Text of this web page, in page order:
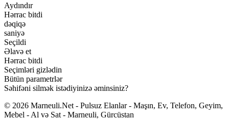
Aydındır
Hərrac bitdi
dəqiqə
saniyə
Seçildi
Əlavə et
Hərrac bitdi
Seçimləri gizlədin
Bütün parametrlər
Səhifəni silmək istədiyinizə əminsiniz?
© 2026 Marneuli.Net - Pulsuz Elanlar - Maşın, Ev, Telefon, Geyim,
Mebel - Al və Sat - Marneuli, Gürcüstan